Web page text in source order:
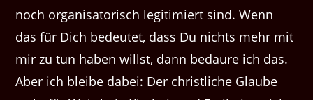
noch organisatorisch legitimiert sind. Wenn
das für Dich bedeutet, dass Du nichts mehr mit
mir zu tun haben willst, dann bedaure ich das.
Aber ich bleibe dabei: Der christliche Glaube